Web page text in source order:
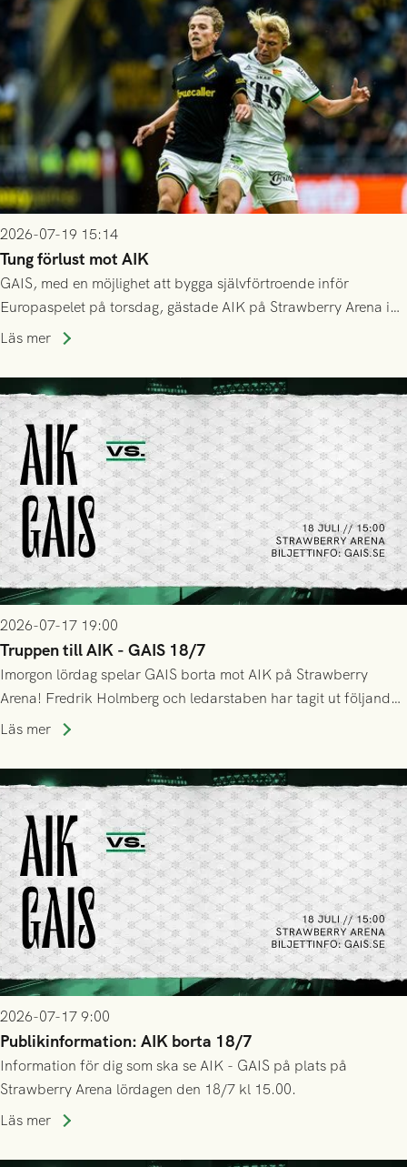
Mostar från Bosnien och Hercegovina.
2026-07-19 15:14
Tung förlust mot AIK
GAIS, med en möjlighet att bygga självförtroende inför
Europaspelet på torsdag, gästade AIK på Strawberry Arena i
Stockholm . Men trots konstant hotande i första halvlek av
lyckades få in 2-0.
Läs mer
2026-07-17 19:00
Truppen till AIK - GAIS 18/7
Imorgon lördag spelar GAIS borta mot AIK på Strawberry
Arena! Fredrik Holmberg och ledarstaben har tagit ut följande
trupp till matchen:
Läs mer
2026-07-17 9:00
Publikinformation: AIK borta 18/7
Information för dig som ska se AIK - GAIS på plats på
Strawberry Arena lördagen den 18/7 kl 15.00.
Läs mer